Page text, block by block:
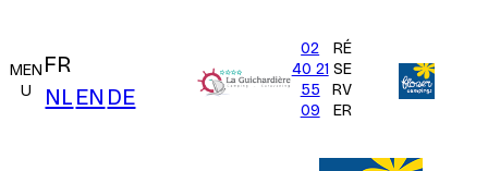
MEN
U
FR
NL EN DE
02
40 21
55
09
RÉ
SE
RV
ER